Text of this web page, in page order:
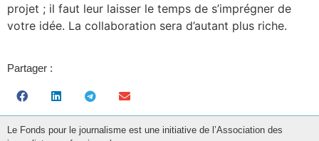
projet ; il faut leur laisser le temps de s’imprégner de
votre idée. La collaboration sera d’autant plus riche.
Partager :
Le Fonds pour le journalisme est une initiative de l’Association des